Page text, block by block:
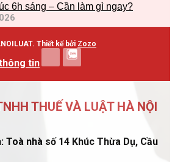
6h sáng – Cần làm gì ngay?
Thiết kế bởi Zozo
tin
THUẾ VÀ LUẬT HÀ NỘI
Toà nhà số 14 Khúc Thừa Dụ, Cầu